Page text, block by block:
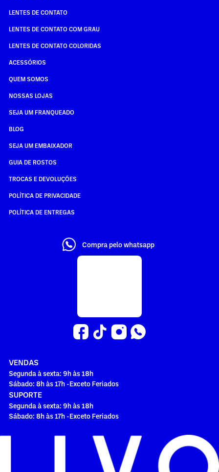
LENTES DE CONTATO
LENTES DE CONTATO COM GRAU
LENTES DE CONTATO COLORIDAS
ACESSÓRIOS
QUEM SOMOS
NOSSAS LOJAS
SEJA UM FRANQUEADO
BLOG
SEJA UM EMBAIXADOR
GUIA DE ROSTOS
TROCAS E DEVOLUÇÕES
POLÍTICA DE PRIVACIDADE
POLÍTICA DE ENTREGAS
Compra pelo whatsapp
VENDAS
Segunda à sexta: 9h às 18h
Sábado: 8h às 17h -Exceto Feriados
SUPORTE
Segunda à sexta: 9h às 18h
Sábado: 8h às 17h -Exceto Feriados